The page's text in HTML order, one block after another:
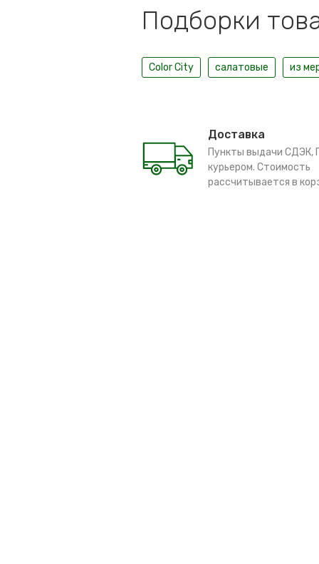
Подборки
Color City салатовые из
Доставка
Пункты выдачи СДЭК,
курьером. Стоимость
рассчитывается в